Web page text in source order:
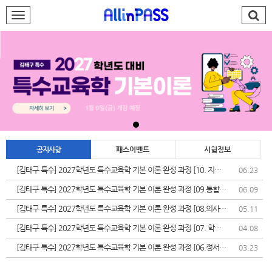
회원가입
AllinPASS팀
특수 김태구
재능기부
합격발전소
PASS#
학습지원센터
나의강의실
공지사항 패스이벤트 시험정보
[김태구 특수] 2027학년도 특수교육학 기본 이론 완성 과정 [10. 지체
장애]
06.23
[김태구 특수] 2027학년도 특수교육학 기본 이론 완성 과정 [09.통합교
육]
06.09
[김태구 특수] 2027학년도 특수교육학 기본 이론 완성 과정 [08.의사소
통장애]
05.11
[김태구 특수] 2027학년도 특수교육학 기본 이론 완성 과정 [07. 학습
장애]
04.08
[김태구 특수] 2027학년도 특수교육학 기본 이론 완성 과정 [06.정서
&bull;행동장애]
03.23